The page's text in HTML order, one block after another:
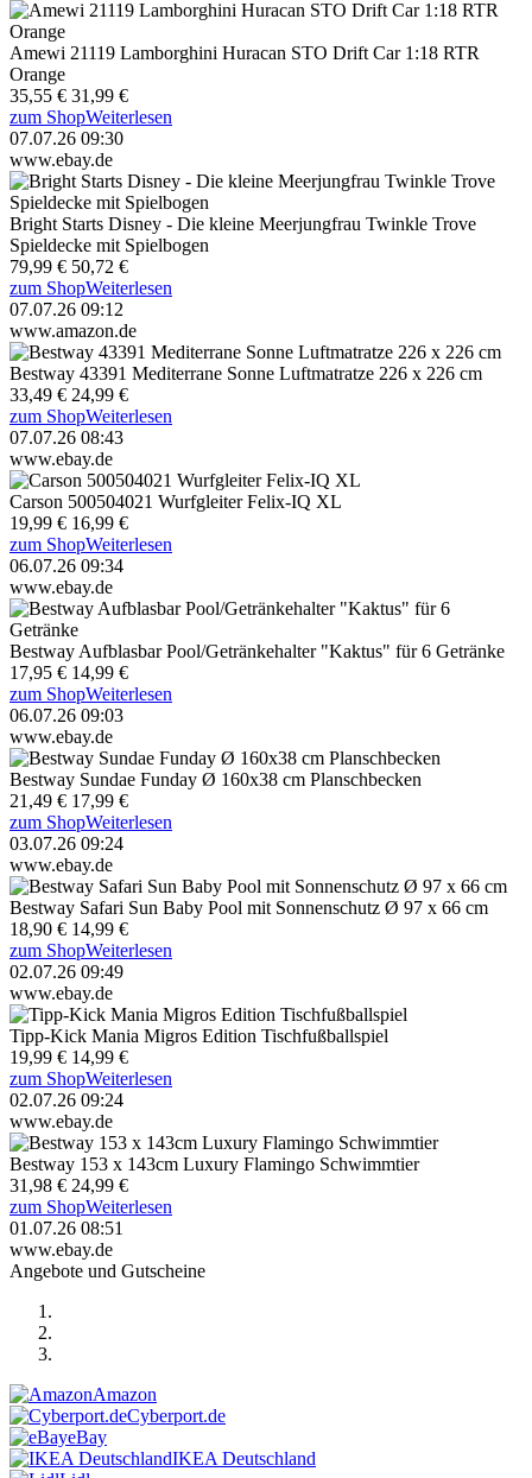
Amewi 21119 Lamborghini Huracan STO Drift Car 1:18 RTR
Orange
35,55 € 31,99 €
zum ShopWeiterlesen
07.07.26 09:30
www.ebay.de
Bright Starts Disney - Die kleine Meerjungfrau Twinkle Trove
Spieldecke mit Spielbogen
79,99 € 50,72 €
zum ShopWeiterlesen
07.07.26 09:12
www.amazon.de
Bestway 43391 Mediterrane Sonne Luftmatratze 226 x 226 cm
33,49 € 24,99 €
zum ShopWeiterlesen
07.07.26 08:43
www.ebay.de
Carson 500504021 Wurfgleiter Felix-IQ XL
19,99 € 16,99 €
zum ShopWeiterlesen
06.07.26 09:34
www.ebay.de
Bestway Aufblasbar Pool/Getränkehalter "Kaktus" für 6 Getränke
17,95 € 14,99 €
zum ShopWeiterlesen
06.07.26 09:03
www.ebay.de
Bestway Sundae Funday Ø 160x38 cm Planschbecken
21,49 € 17,99 €
zum ShopWeiterlesen
03.07.26 09:24
www.ebay.de
Bestway Safari Sun Baby Pool mit Sonnenschutz Ø 97 x 66 cm
18,90 € 14,99 €
zum ShopWeiterlesen
02.07.26 09:49
www.ebay.de
Tipp-Kick Mania Migros Edition Tischfußballspiel
19,99 € 14,99 €
zum ShopWeiterlesen
02.07.26 09:24
www.ebay.de
Bestway 153 x 143cm Luxury Flamingo Schwimmtier
31,98 € 24,99 €
zum ShopWeiterlesen
01.07.26 08:51
www.ebay.de
Angebote und Gutscheine
Amazon
Cyberport.de
eBay
IKEA Deutschland